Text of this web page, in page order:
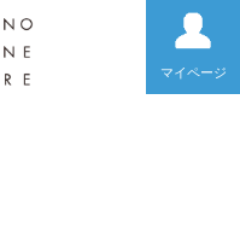
マイページ